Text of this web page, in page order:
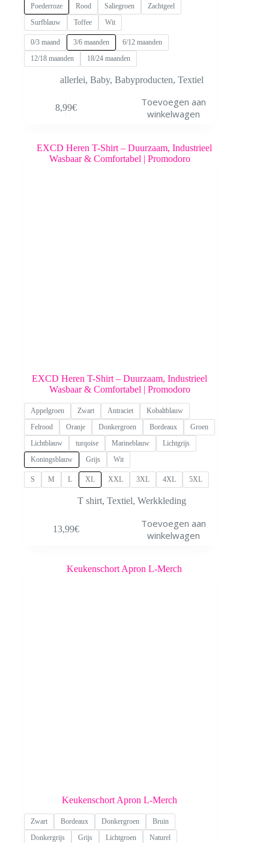
Poederroze
Rood Saliegroen
Zachtgeel
Surfblauw
Toffee Wit
0/3 maand 3/6 maanden
6/12 maanden
12/18 maanden
18/24 maanden
allerlei, Baby, Babyproducten, Textiel
8,99€
Toevoegen aan
winkelwagen
variaties.
EXCD Heren T-Shirt – Duurzaam, Industrieel
Wasbaar & Comfortabel | Promodoro
Appelgroen Zwart Antraciet
Kobaltblauw
Felrood
Oranje Donkergroen Bordeaux
Groen
Lichtblauw
turqoise Marineblauw
Lichtgrijs
Koningsblauw
Grijs Wit
S M L XL XXL 3XL 4XL 5XL
T shirt, Textiel, Werkkleding
13,99€
Toevoegen aan
winkelwagen
Keukenschort Apron L-Merch
Zwart Bordeaux Donkergroen
Bruin
Donkergrijs
Grijs Lichtgroen Naturel